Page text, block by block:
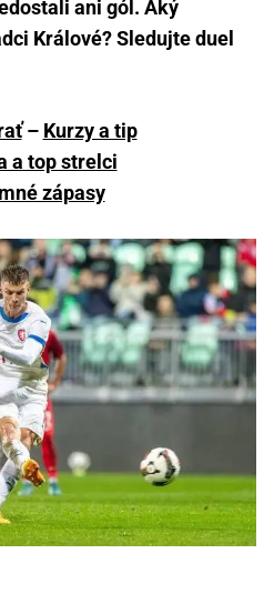
ani gól. Aký
Králové? Sledujte duel
– Kurzy a tip
a top strelci
zápasy